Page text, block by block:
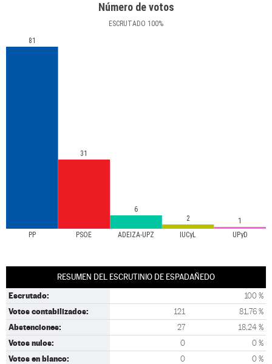
Número de votos
ESCRUTADO 100%
PP PSOE ADEIZA-UPZ IUCyL UPyD
81
31
6
2
1
RESUMEN DEL ESCRUTINIO DE ESPADAÑEDO
Escrutado: 100 %
Votos contabilizados: 121 81,76 %
Abstenciones: 27 18,24 %
Votos nulos: 0 0 %
Votos en blanco: 0 0 %